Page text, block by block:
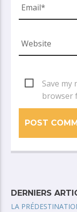
Save my
browser
DERNIERS
LA